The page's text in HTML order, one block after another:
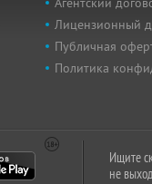
Лицензионный
Публичная
Политика
Ищите
не